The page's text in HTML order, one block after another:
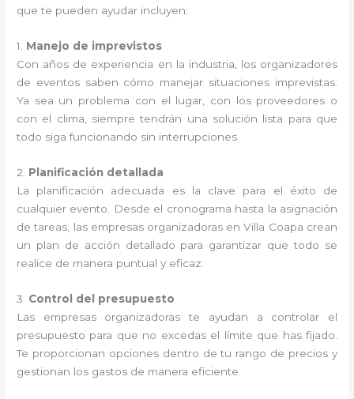
que te pueden ayudar incluyen:
1. Manejo de imprevistos
Con años de experiencia en la industria, los organizadores
de eventos saben cómo manejar situaciones imprevistas.
Ya sea un problema con el lugar, con los proveedores o
con el clima, siempre tendrán una solución lista para que
todo siga funcionando sin interrupciones.
2. Planificación detallada
La planificación adecuada es la clave para el éxito de
cualquier evento. Desde el cronograma hasta la asignación
de tareas, las empresas organizadoras en Villa Coapa crean
un plan de acción detallado para garantizar que todo se
realice de manera puntual y eficaz.
3. Control del presupuesto
Las empresas organizadoras te ayudan a controlar el
presupuesto para que no excedas el límite que has fijado.
Te proporcionan opciones dentro de tu rango de precios y
gestionan los gastos de manera eficiente.